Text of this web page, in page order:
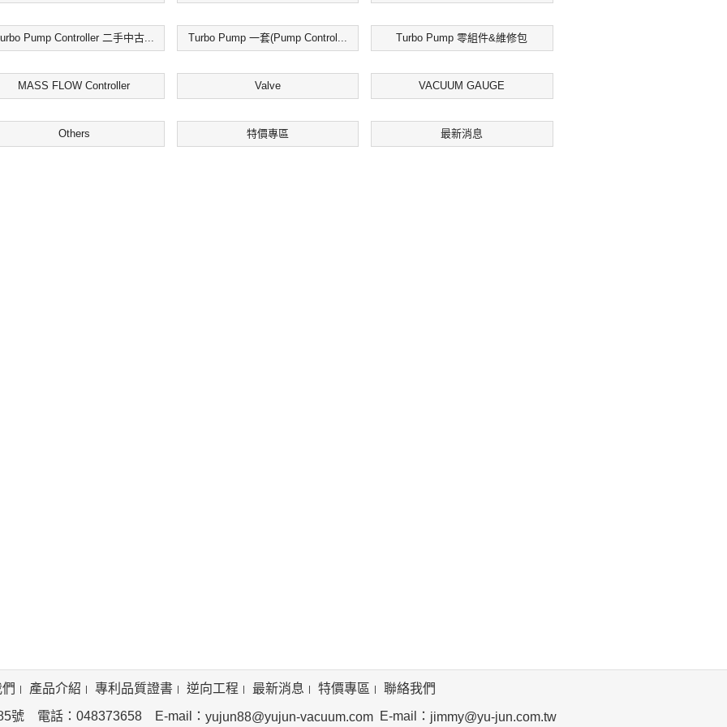
Pump Controller 二手中古... Turbo Pump 一套(Pump Control... Turbo Pump 零組件&維修包
MASS FLOW Controller Valve VACUUM GAUGE
Others 特價專區 最新消息
產品介紹 專利品質證書 逆向工程 最新消息 特價專區 聯絡我們
號 電話：048373658 E-mail： yujun88@yujun-vacuum.comE-mail： jimmy@yu-jun.com.tw